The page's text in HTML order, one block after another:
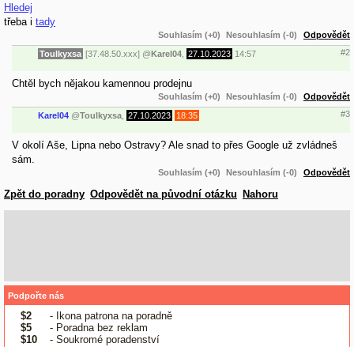
Hledej
třeba i tady
Souhlasím (+0) Nesouhlasím (-0) Odpovědět
Toulkyxsa [37.48.50.xxx] @Karel04 27.10.2023 14:57 #2
Chtěl bych nějakou kamennou prodejnu
Souhlasím (+0) Nesouhlasím (-0) Odpovědět
Karel04 @Toulkyxsa 27.10.2023 18:35 #3
V okolí Aše, Lipna nebo Ostravy? Ale snad to přes Google už zvládneš
sám.
Souhlasím (+0) Nesouhlasím (-0) Odpovědět
Zpět do poradny Odpovědět na původní otázku Nahoru
Podpořte nás
$2
- Ikona patrona na poradně
$5
- Poradna bez reklam
$10
- Soukromé poradenství